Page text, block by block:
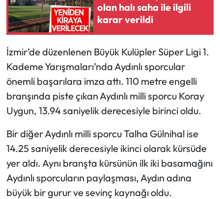
olan halı saha ile ilgili
karar verildi
İzmir’de düzenlenen Büyük Kulüpler Süper Ligi 1.
Kademe Yarışmaları’nda Aydınlı sporcular
önemli başarılara imza attı. 110 metre engelli
branşında piste çıkan Aydınlı milli sporcu Koray
Uygun, 13.94 saniyelik derecesiyle birinci oldu.
Bir diğer Aydınlı milli sporcu Talha Gülnihal ise
14.25 saniyelik derecesiyle ikinci olarak kürsüde
yer aldı. Aynı branşta kürsünün ilk iki basamağını
Aydınlı sporcuların paylaşması, Aydın adına
büyük bir gurur ve sevinç kaynağı oldu.